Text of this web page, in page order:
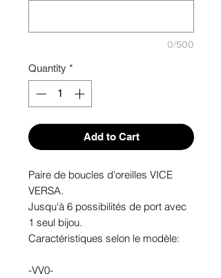
0/500
Quantity *
Add to Cart
Paire de boucles d'oreilles VICE
VERSA.
Jusqu'à 6 possibilités de port avec
1 seul bijou.
Caractéristiques selon le modèle:
-VV0-